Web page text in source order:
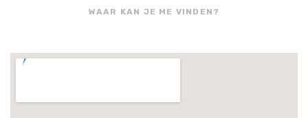
WAAR KAN JE ME VINDEN?